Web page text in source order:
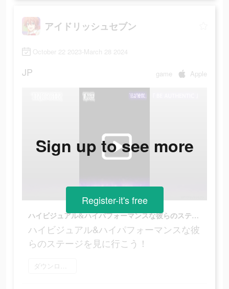
アイドリッシュセブン
October 22 2023-March 28 2024
JP game Apple
ハイビジュアル&ハイパフォーマンスな彼らのステージを見に行こう！
ハイビジュアル&ハイパフォーマンスな彼
らのステージを見に行こう！
ダウンロード
Sign up to see more
Register-it's free